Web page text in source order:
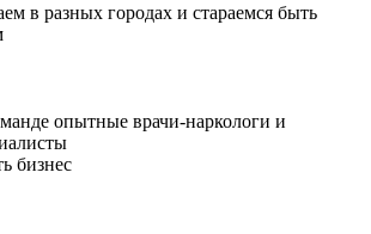
в разных городах и стараемся быть
опытные врачи-наркологи и
бизнес